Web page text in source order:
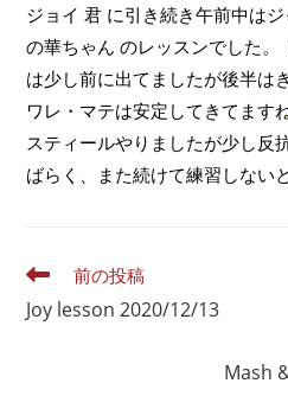
ジョイ 君 に引き続き午前中は
の華ちゃん のレッスンでした
は少し前に出てましたが後半は
ワレ・マテは安定してきてます
スティールやりましたが少し反
ばらく、また続けて練習しない
前の投稿
Joy lesson 2020/12/13
Mash